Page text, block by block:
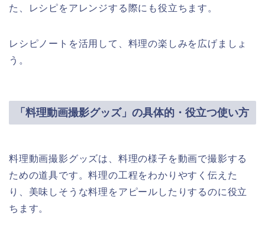
た、レシピをアレンジする際にも役立ちます。
レシピノートを活用して、料理の楽しみを広げましょ
う。
「料理動画撮影グッズ」の具体的・役立つ使い方
料理動画撮影グッズは、料理の様子を動画で撮影する
ための道具です。料理の工程をわかりやすく伝えた
り、美味しそうな料理をアピールしたりするのに役立
ちます。